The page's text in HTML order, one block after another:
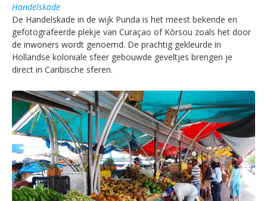
Handelskade
De Handelskade in de wijk Punda is het meest bekende en
gefotografeerde plekje van Curaçao of Kòrsou zoals het door
de inwoners wordt genoemd. De prachtig gekleurde in
Hollandse koloniale sfeer gebouwde geveltjes brengen je
direct in Caribische sferen.